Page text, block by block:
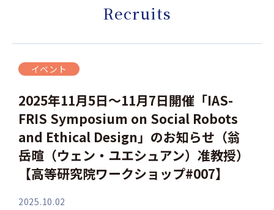
Recruits
イベント
2025年11月5日～11月7日開催「IAS-
FRIS Symposium on Social Robots
and Ethical Design」のお知らせ（翁
岳暄（ウェン・ユエシュアン）准教授）
【高等研究院ワークショップ#007】
2025.10.02